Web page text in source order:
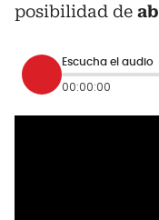
posibilidad de
Escucha el audio
00:00:00